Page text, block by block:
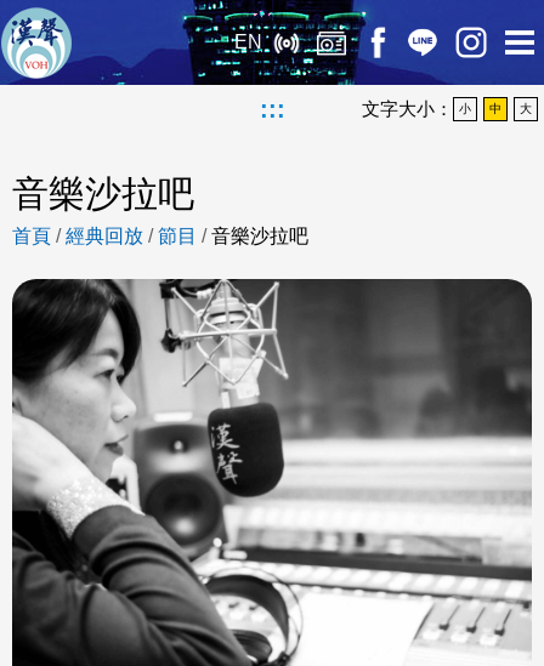
EN
::: 文字大小： 小 中 大
音樂沙拉吧
首頁 /經典回放 /節目 /音樂沙拉吧